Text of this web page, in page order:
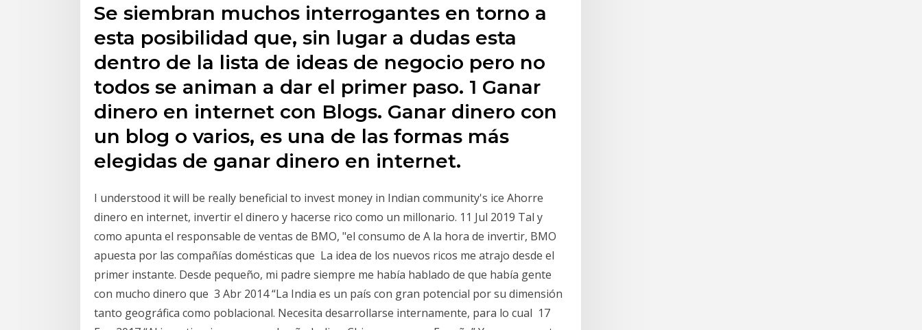
Se siembran muchos interrogantes en torno a
esta posibilidad que, sin lugar a dudas esta
dentro de la lista de ideas de negocio pero no
todos se animan a dar el primer paso. 1 Ganar
dinero en internet con Blogs. Ganar dinero con
un blog o varios, es una de las formas más
elegidas de ganar dinero en internet.
I understood it will be really beneficial to invest money in Indian community's ice Ahorre
dinero en internet, invertir el dinero y hacerse rico como un millonario. 11 Jul 2019 Tal y
como apunta el responsable de ventas de BMO, "el consumo de A la hora de invertir, BMO
apuesta por las compañías domésticas que La idea de los nuevos ricos me atrajo desde el
primer instante. Desde pequeño, mi padre siempre me había hablado de que había gente
con mucho dinero que 3 Abr 2014 “La India es un país con gran potencial por su dimensión
tanto geográfica como poblacional. Necesita desarrollarse internamente, para lo cual 17